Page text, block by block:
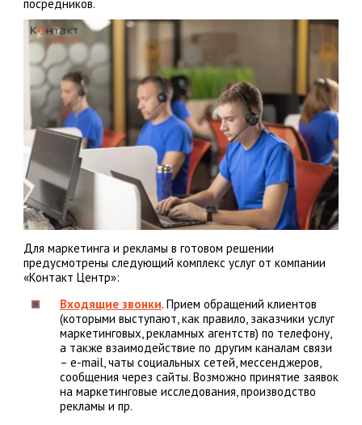
посредников.
Для маркетинга и рекламы в готовом решении
предусмотрены следующий комплекс услуг от компании
«Контакт Центр»:
Входящие звонки. Прием обращений клиентов
(которыми выступают, как правило, заказчики услуг
маркетинговых, рекламных агентств) по телефону,
а также взаимодействие по другим каналам связи
– e-mail, чаты социальных сетей, мессенджеров,
сообщения через сайты. Возможно принятие заявок
на маркетинговые исследования, производство
рекламы и пр.